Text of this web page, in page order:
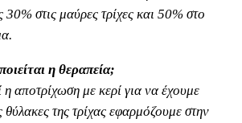
30% στις μαύρες τρίχες και 50% στο
η θεραπεία;
αποτρίχωση με κερί για να έχουμε
θύλακες της τρίχας εφαρμόζουμε στην